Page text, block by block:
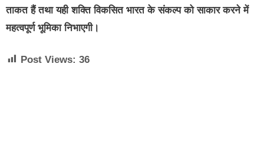
ताकत हैं तथा यही शक्ति विकसित भारत के संकल्प को साकार करने में
महत्वपूर्ण भूमिका निभाएगी।
Post Views: 36